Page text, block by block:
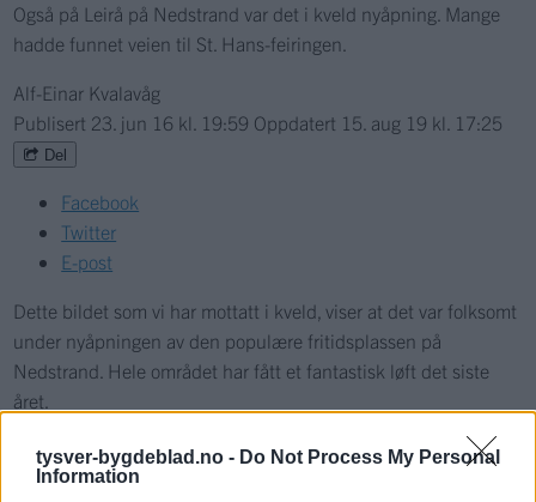
tysver-bygdeblad.no - Do Not Process My Personal
Information
Også på Leirå på Nedstrand var det i kveld nyåpning. Mange
hadde funnet veien til St. Hans-feiringen.
Alf-Einar Kvalavåg
Publisert 23. jun 16 kl. 19:59 Oppdatert 15. aug 19 kl. 17:25
Del
Facebook
Twitter
E-post
Dette bildet som vi har mottatt i kveld, viser at det var folksomt
under nyåpningen av den populære fritidsplassen på
Nedstrand. Hele området har fått et fantastisk løft det siste
året.
Nyhende